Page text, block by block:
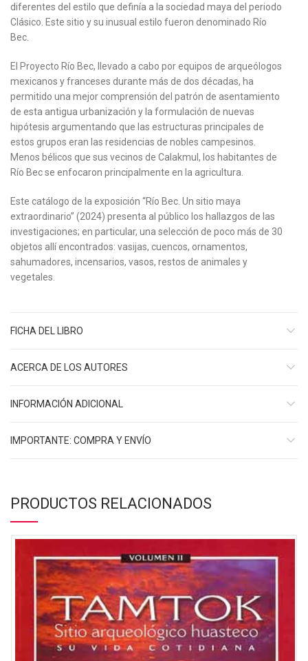
diferentes del estilo que definía a la sociedad maya del periodo
Clásico. Este sitio y su inusual estilo fueron denominado Río
Bec.
El Proyecto Río Bec, llevado a cabo por equipos de arqueólogos
mexicanos y franceses durante más de dos décadas, ha
permitido una mejor comprensión del patrón de asentamiento
de esta antigua urbanización y la formulación de nuevas
hipótesis argumentando que las estructuras principales de
estos grupos eran las residencias de nobles campesinos.
Menos bélicos que sus vecinos de Calakmul, los habitantes de
Río Bec se enfocaron principalmente en la agricultura.
Este catálogo de la exposición “Río Bec. Un sitio maya
extraordinario” (2024) presenta al público los hallazgos de las
investigaciones; en particular, una selección de poco más de 30
objetos allí encontrados: vasijas, cuencos, ornamentos,
sahumadores, incensarios, vasos, restos de animales y
vegetales.
FICHA DEL LIBRO
ACERCA DE LOS AUTORES
INFORMACIÓN ADICIONAL
IMPORTANTE: COMPRA Y ENVÍO
PRODUCTOS RELACIONADOS